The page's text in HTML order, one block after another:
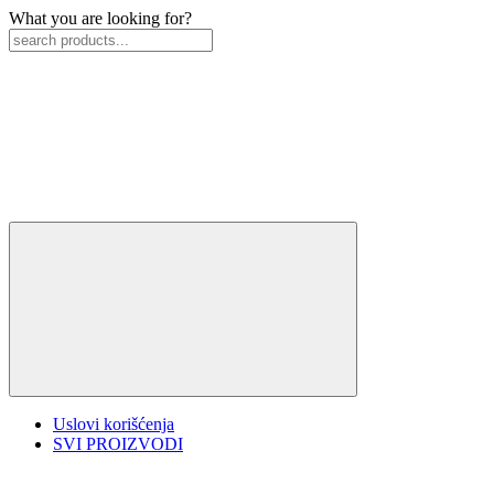
What you are looking for?
Uslovi korišćenja
SVI PROIZVODI